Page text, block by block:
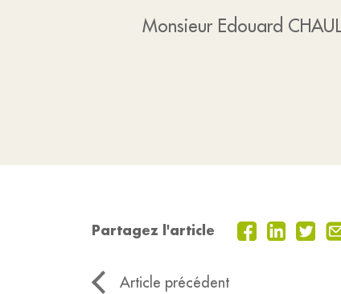
Monsieur Edouard
Partagez l'article
Article précédent